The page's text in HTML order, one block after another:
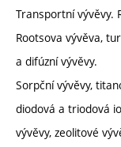
Transportní vývěvy.
Rootsova vývěva,
a difúzní vývěvy.
Sorpční vývěvy,
diodová a triodová
vývěvy, zeolitové